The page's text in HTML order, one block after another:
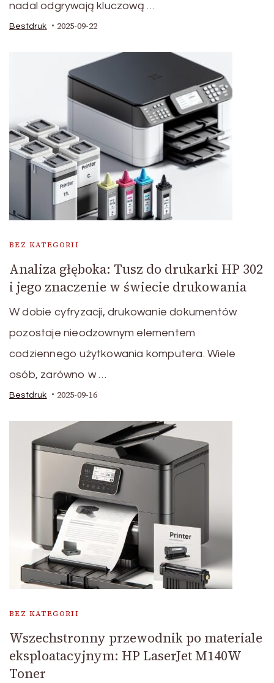
nadal odgrywają kluczową …
Bestdruk 2025-09-22
BEZ KATEGORII
Analiza głęboka: Tusz do drukarki HP 302
i jego znaczenie w świecie drukowania
W dobie cyfryzacji, drukowanie dokumentów
pozostaje nieodzownym elementem
codziennego użytkowania komputera. Wiele
osób, zarówno w …
Bestdruk 2025-09-16
BEZ KATEGORII
Wszechstronny przewodnik po materiale
eksploatacyjnym: HP LaserJet M140W
Toner